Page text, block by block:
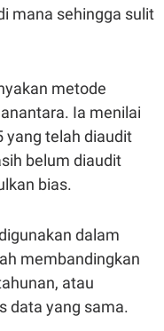
mana sehingga sulit
metode
Ia menilai
yang telah diaudit
belum diaudit
bias.
dalam
membandingkan
atau
data yang sama.